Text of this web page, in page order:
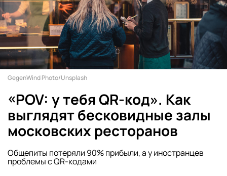
GegenWind Photo/Unsplash
«POV: у тебя QR-код». Как
выглядят бесковидные залы
московских ресторанов
Общепиты потеряли 90% прибыли, а у иностранцев
проблемы с QR-кодами